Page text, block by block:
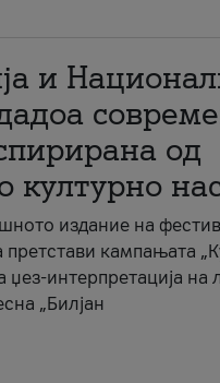
и
од
културно
издание на
претстави кампањата
џез-интерпретација на
„Билјан